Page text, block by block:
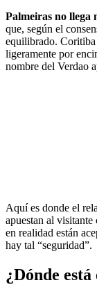
Palmeiras no llega
que, según el
equilibrado.
ligeramente por
nombre del Verdao
Aquí es donde el
apuestan al
en realidad están
hay tal “seguridad”.
¿Dónde